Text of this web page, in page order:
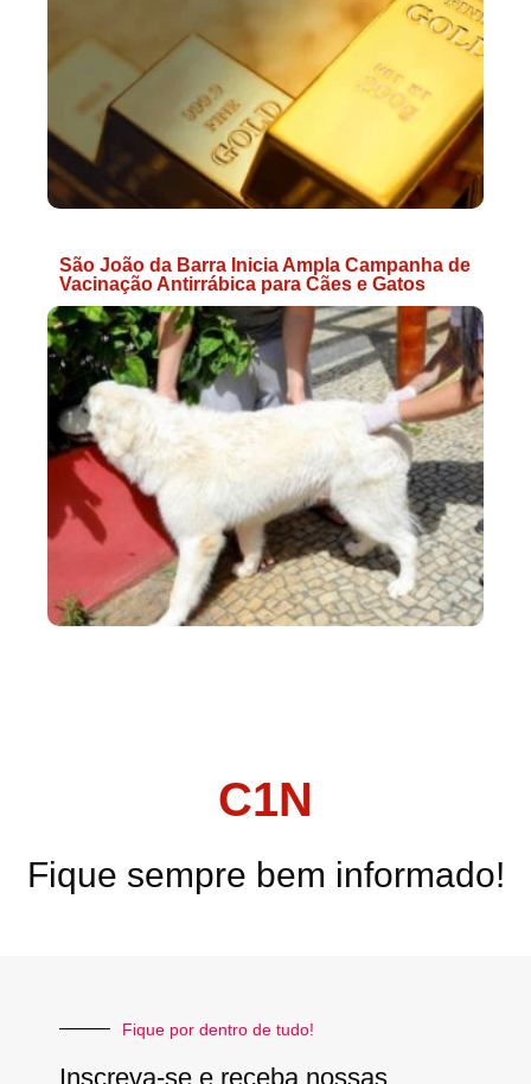
São João da Barra Inicia Ampla Campanha de
Vacinação Antirrábica para Cães e Gatos
C1N
Fique sempre bem informado!
Fique por dentro de tudo!
Inscreva-se e receba nossas